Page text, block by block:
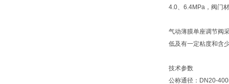
4.0、6.4MPa，阀门
气动薄膜单座调节阀
低及有一定粘度和含
技术参数
公称通径：DN20-